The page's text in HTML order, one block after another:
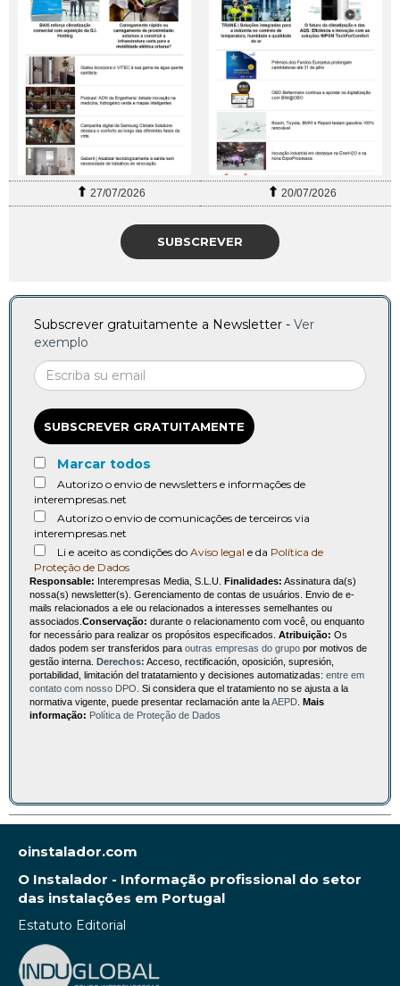
27/07/2026 20/07/2026
SUBSCREVER
Subscrever gratuitamente a Newsletter - Ver
exemplo
SUBSCREVER GRATUITAMENTE
Marcar todos
Autorizo o envio de newsletters e informações de
interempresas.net
Autorizo o envio de comunicações de terceiros via
interempresas.net
Li e aceito as condições do Aviso legal e da Política de
Proteção de Dados
Responsable: Interempresas Media, S.L.U. Finalidades: Assinatura da(s)
nossa(s) newsletter(s). Gerenciamento de contas de usuários. Envio de e-
mails relacionados a ele ou relacionados a interesses semelhantes ou
associados. Conservação: durante o relacionamento com você, ou enquanto
for necessário para realizar os propósitos especificados. Atribuição: Os
dados podem ser transferidos para outras empresas do grupo por motivos de
gestão interna. Derechos: Acceso, rectificación, oposición, supresión,
portabilidad, limitación del tratatamiento y decisiones automatizadas: entre em
contato com nosso DPO . Si considera que el tratamiento no se ajusta a la
normativa vigente, puede presentar reclamación ante laAEPD Mais
informação: Política de Proteção de Dados
oinstalador.com
O Instalador - Informação profissional do setor
das instalações em Portugal
Estatuto Editorial